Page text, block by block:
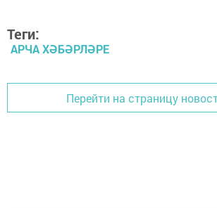
Теги:
АРЧА ХӘБӘРЛӘРЕ
Перейти на страницу